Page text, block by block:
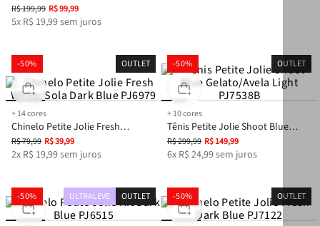
R$199,99 R$99,99
5x R$ 19,99sem juros
-50%
+14cores
Chinelo Petite Jolie Fresh
White/Sola Dark Blue PJ6979
R$79,99 R$39,99
2x R$ 19,99sem juros
OUTLET -50%
+10cores
Tênis Petite Jolie Shoot Blue
Gelato/Avela Light PJ7538B
R$299,99 R$149,99
6x R$ 24,99sem juros
OUTLET
-50% ULTRALEVE OUTLET -50% OUTLET